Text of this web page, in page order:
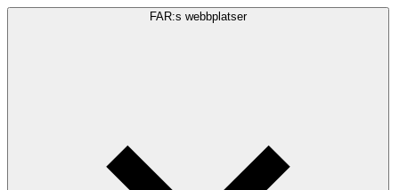
FAR:s webbplatser